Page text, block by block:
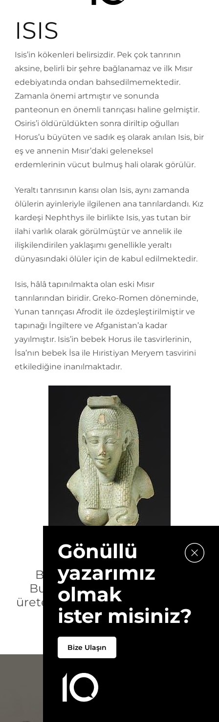
ISIS
Isis’in kökenleri belirsizdir. Pek çok tanrının
aksine, belirli bir şehre bağlanamaz ve ilk Mısır
edebiyatında ondan bahsedilmemektedir.
Zamanla önemi artmıştır ve sonunda
panteonun en önemli tanrıçası haline gelmiştir.
Osiris’i öldürüldükten sonra diriltip oğulları
Horus’u büyüten ve sadık eş olarak anılan Isis, bir
eş ve annenin Mısır’daki geleneksel
erdemlerinin vücut bulmuş hali olarak görülür.
Yeraltı tanrısının karısı olan Isis, aynı zamanda
ölülerin ayinleriyle ilgilenen ana tanrılardandı. Kız
kardeşi Nephthys ile birlikte Isis, yas tutan bir
ilahi varlık olarak görülmüştür ve annelik ile
ilişkilendirilen yaklaşımı genellikle yeraltı
dünyasındaki ölüler için de kabul edilmektedir.
Isis, hâlâ tapınılmakta olan eski Mısır
tanrılarından biridir. Greko-Romen döneminde,
Yunan tanrıçası Afrodit ile özdeşleştirilmiştir ve
tapınağı İngiltere ve Afganistan’a kadar
yayılmıştır. Isis’in bebek Horus ile tasvirlerinin,
İsa’nın bebek İsa ile Hıristiyan Meryem tasvirini
etkilediğine inanılmaktadır.
Bu içeriği beğendiniz mi?
Bunun gibi daha fazla içerik
üretebilmemiz için bize Patreon
´da destek olun.
Gönüllü
yazarımız
olmak
ister misiniz?
Bize Ulaşın